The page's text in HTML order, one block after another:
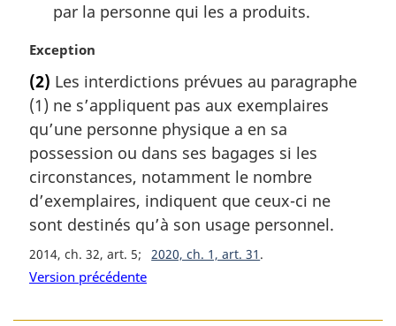
par la personne qui les a produits.
N
t
e
m
a
r
g
i
n
l
e
Exception
(2) Les interdictions prévues au paragraphe
(1) ne s’appliquent pas aux exemplaires
qu’une personne physique a en sa
possession ou dans ses bagages si les
circonstances, notamment le nombre
d’exemplaires, indiquent que ceux-ci ne
sont destinés qu’à son usage personnel.
2014, ch. 32, art. 5 2020, ch. 1, art. 31
Version précédente